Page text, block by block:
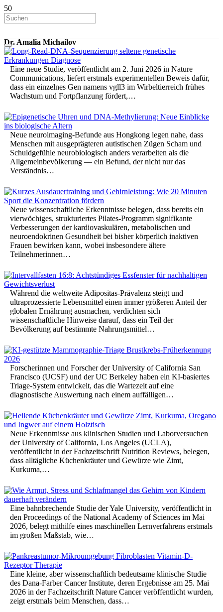
Dr. Amalia Michailov
Eine neue Studie, veröffentlicht am 2. Juni 2026 in Nature
Communications, liefert erstmals experimentellen Beweis dafür,
dass ein einzelnes Gen namens vgll3 im Wirbeltierreich frühes
Wachstum und Fortpflanzung fördert,…
Neue neuroimaging-Befunde aus Hongkong legen nahe, dass
Menschen mit ausgeprägteren autistischen Zügen Scham und
Schuldgefühle neurobiologisch anders verarbeiten als die
Allgemeinbevölkerung — ein Befund, der nicht nur das
Verständnis…
Neue wissenschaftliche Erkenntnisse belegen, dass bereits ein
vierwöchiges, strukturiertes Pilates-Programm signifikante
Verbesserungen der kardiovaskulären, metabolischen und
neuroendokrinen Gesundheit bei bisher körperlich inaktiven
Frauen bewirken kann, wobei insbesondere ältere
Teilnehmerinnen…
Während die weltweite Adipositas-Prävalenz steigt und
ultraprozessierte Lebensmittel einen immer größeren Anteil der
globalen Ernährung ausmachen, verdichten sich
wissenschaftliche Hinweise darauf, dass ein Teil der
Bevölkerung auf bestimmte Nahrungsmittel…
Forscherinnen und Forscher der University of California San
Francisco (UCSF) und der UC Berkeley haben ein KI-basiertes
Triage-System entwickelt, das die Wartezeit auf eine
diagnostische Auswertung nach einem auffälligen…
Neue Erkenntnisse aus klinischen Studien und Laborversuchen
der University of California, Los Angeles (UCLA),
veröffentlicht in der Fachzeitschrift Nutrition Reviews, belegen,
dass alltägliche Küchenkräuter und Gewürze wie Zimt,
Kurkuma,…
Eine bahnbrechende Studie der Yale University, veröffentlicht in
den Proceedings of the National Academy of Sciences im Mai
2026, belegt mithilfe eines maschinellen Lernverfahrens erstmals
im großen Maßstab, wie…
Eine kleine, aber wissenschaftlich bedeutsame klinische Studie
des Dana-Farber Cancer Institute, deren Ergebnisse am 25. Mai
2026 in der Fachzeitschrift Nature Cancer veröffentlicht wurden,
zeigt erstmals beim Menschen, dass…